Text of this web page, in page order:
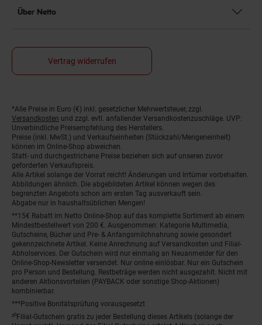
Über Netto
Vertrag widerrufen
Fußnoten
*Alle Preise in Euro (€) inkl. gesetzlicher Mehrwertsteuer, zzgl.
Versandkosten und zzgl. evtl. anfallender Versandkostenzuschläge. UVP:
Unverbindliche Preisempfehlung des Herstellers.
Preise (inkl. MwSt.) und Verkaufseinheiten (Stückzahl/Mengeneinheit)
können im Online-Shop abweichen.
Statt- und durchgestrichene Preise beziehen sich auf unseren zuvor
geforderten Verkaufspreis.
Alle Artikel solange der Vorrat reicht! Änderungen und Irrtümer vorbehalten.
Abbildungen ähnlich. Die abgebildeten Artikel können wegen des
begrenzten Angebots schon am ersten Tag ausverkauft sein.
Abgabe nur in haushaltsüblichen Mengen!
**15€ Rabatt im Netto Online-Shop auf das komplette Sortiment ab einem
Mindestbestellwert von 200 €. Ausgenommen: Kategorie Multimedia,
Gutscheine, Bücher und Pre- & Anfangsmilchnahrung sowie gesondert
gekennzeichnete Artikel. Keine Anrechnung auf Versandkosten und Filial-
Abholservices. Der Gutschein wird nur einmalig an Neuanmelder für den
Online-Shop-Newsletter versendet. Nur online einlösbar. Nur ein Gutschein
pro Person und Bestellung. Restbeträge werden nicht ausgezahlt. Nicht mit
anderen Aktionsvorteilen (PAYBACK oder sonstige Shop-Aktionen)
kombinierbar.
***Positive Bonitätsprüfung vorausgesetzt
²⁰Filial-Gutschein gratis zu jeder Bestellung dieses Artikels (solange der